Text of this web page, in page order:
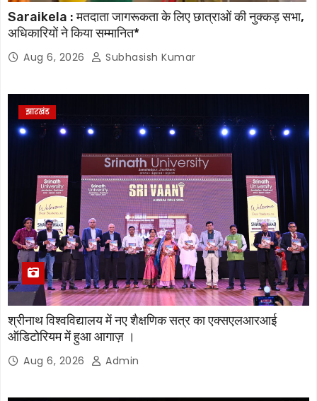
Saraikela : मतदाता जागरूकता के लिए छात्राओं की नुक्कड़ सभा,
अधिकारियों ने किया सम्मानित*
Aug 6, 2026 Subhasish Kumar
झारखंड
श्रीनाथ विश्वविद्यालय में नए शैक्षणिक सत्र का एक्सएलआरआई
ऑडिटोरियम में हुआ आगाज़ ।
Aug 6, 2026 Admin